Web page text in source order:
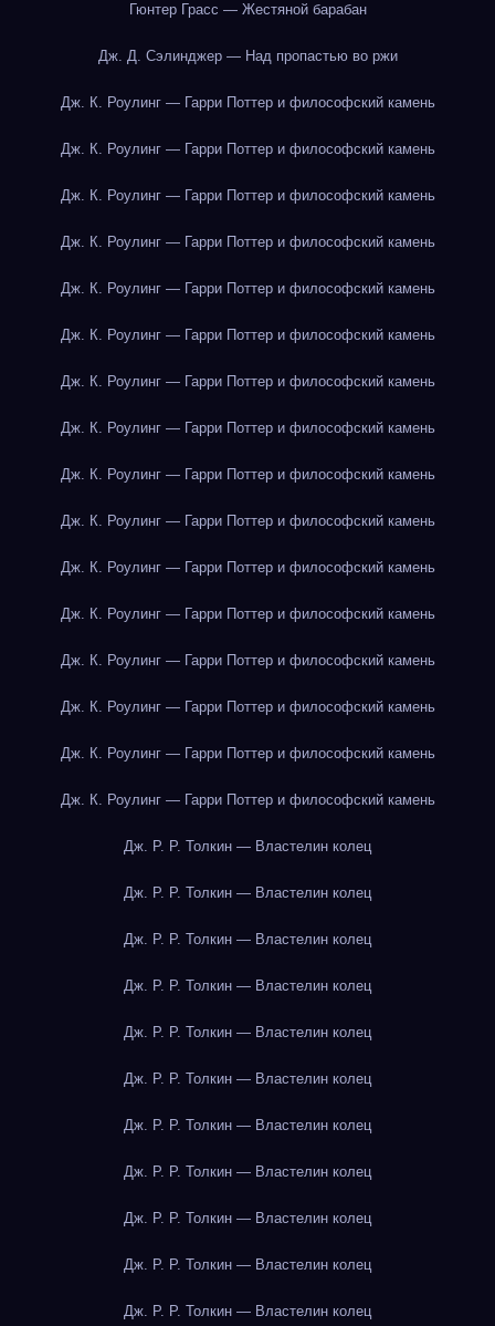
Гюнтер Грасс — Жестяной барабан
Дж. Д. Сэлинджер — Над пропастью во ржи
Дж. К. Роулинг — Гарри Поттер и философский камень
Дж. К. Роулинг — Гарри Поттер и философский камень
Дж. К. Роулинг — Гарри Поттер и философский камень
Дж. К. Роулинг — Гарри Поттер и философский камень
Дж. К. Роулинг — Гарри Поттер и философский камень
Дж. К. Роулинг — Гарри Поттер и философский камень
Дж. К. Роулинг — Гарри Поттер и философский камень
Дж. К. Роулинг — Гарри Поттер и философский камень
Дж. К. Роулинг — Гарри Поттер и философский камень
Дж. К. Роулинг — Гарри Поттер и философский камень
Дж. К. Роулинг — Гарри Поттер и философский камень
Дж. К. Роулинг — Гарри Поттер и философский камень
Дж. К. Роулинг — Гарри Поттер и философский камень
Дж. К. Роулинг — Гарри Поттер и философский камень
Дж. К. Роулинг — Гарри Поттер и философский камень
Дж. К. Роулинг — Гарри Поттер и философский камень
Дж. Р. Р. Толкин — Властелин колец
Дж. Р. Р. Толкин — Властелин колец
Дж. Р. Р. Толкин — Властелин колец
Дж. Р. Р. Толкин — Властелин колец
Дж. Р. Р. Толкин — Властелин колец
Дж. Р. Р. Толкин — Властелин колец
Дж. Р. Р. Толкин — Властелин колец
Дж. Р. Р. Толкин — Властелин колец
Дж. Р. Р. Толкин — Властелин колец
Дж. Р. Р. Толкин — Властелин колец
Дж. Р. Р. Толкин — Властелин колец